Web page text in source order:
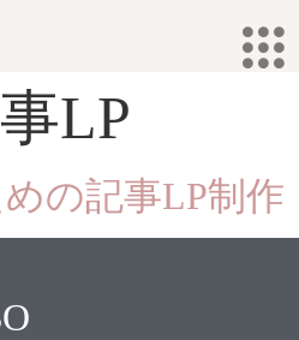
LP
の記事LP制作